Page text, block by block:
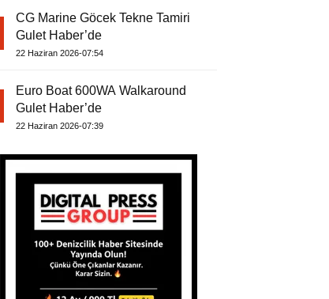
CG Marine Göcek Tekne Tamiri
Gulet Haber’de
22 Haziran 2026-07:54
Euro Boat 600WA Walkaround
Gulet Haber’de
22 Haziran 2026-07:39